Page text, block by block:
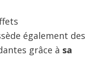
également des
grâce à sa